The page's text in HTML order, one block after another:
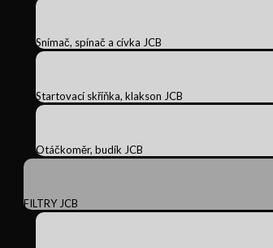
Snímač, spínač a cívka JCB
Startovací skříňka, klakson JCB
Otáčkoměr, budík JCB
FILTRY JCB